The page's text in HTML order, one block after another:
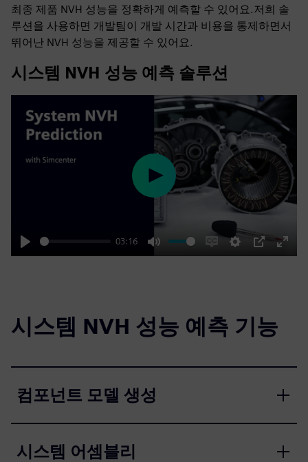
최종 제품 NVH 성능을 정확하게 예측할 수 있어요.저희 솔
루션을 사용하면 개발팀이 개발 시간과 비용을 통제하면서
뛰어난 NVH 성능을 제공할 수 있어요.
시스템 NVH 성능 예측 솔루션
Play
03:16
Mute
EnableSettings
PIP
Enter
Play
시스템 NVH 성능 예측 기능
컴포넌트 모델 생성
시스템 어셈블리